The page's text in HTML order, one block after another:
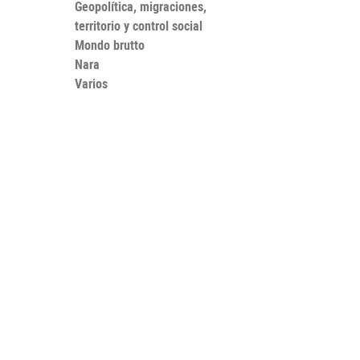
Geopolítica, migraciones,
territorio y control social
Mondo brutto
Nara
Varios